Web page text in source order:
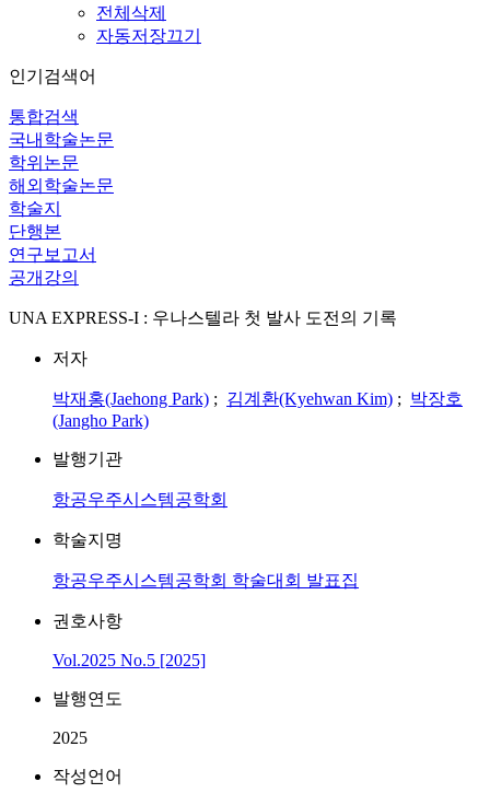
전체삭제
자동저장끄기
인기검색어
통합검색
국내학술논문
학위논문
해외학술논문
학술지
단행본
연구보고서
공개강의
UNA EXPRESS-I : 우나스텔라 첫 발사 도전의 기록
저자
박재홍(Jaehong Park) ; 김계환(Kyehwan Kim) ; 박장호
(Jangho Park)
발행기관
항공우주시스템공학회
학술지명
항공우주시스템공학회 학술대회 발표집
권호사항
Vol.2025 No.5 [2025]
발행연도
2025
작성언어